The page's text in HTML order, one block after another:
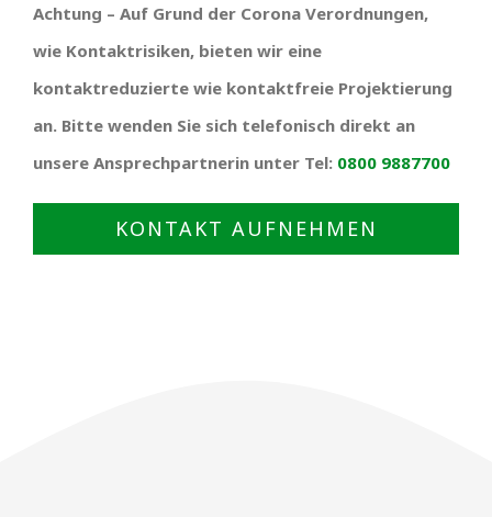
Achtung – Auf Grund der Corona Verordnungen,
wie Kontaktrisiken, bieten wir eine
kontaktreduzierte wie kontaktfreie Projektierung
an. Bitte wenden Sie sich telefonisch direkt an
unsere Ansprechpartnerin unter Tel: 0800 9887700
KONTAKT AUFNEHMEN